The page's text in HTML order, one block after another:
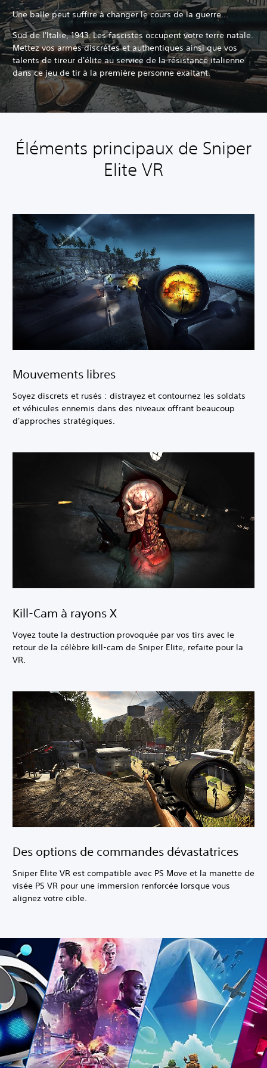
Une balle peut suffire à changer le cours de la guerre...
Sud de l'Italie, 1943. Les fascistes occupent votre terre natale.
Mettez vos armes discrètes et authentiques ainsi que vos
talents de tireur d'élite au service de la résistance italienne
dans ce jeu de tir à la première personne exaltant.
Éléments principaux de Sniper
Elite VR
Mouvements libres
Soyez discrets et rusés : distrayez et contournez les soldats
et véhicules ennemis dans des niveaux offrant beaucoup
d'approches stratégiques.
Kill-Cam à rayons X
Voyez toute la destruction provoquée par vos tirs avec le
retour de la célèbre kill-cam de Sniper Elite, refaite pour la
VR.
Des options de commandes dévastatrices
Sniper Elite VR est compatible avec PS Move et la manette de
visée PS VR pour une immersion renforcée lorsque vous
alignez votre cible.